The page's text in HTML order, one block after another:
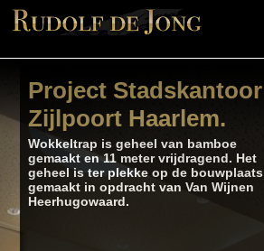
Project Stadskantoor
Zijlpoort Haarlem.
Wokkeltrap is geheel van bamboe
gemaakt en 11 meter vrijdragend. Het
geheel is ter plekke op de bouwplaats
gemaakt in opdracht van Van Wijnen
Heerhugowaard.